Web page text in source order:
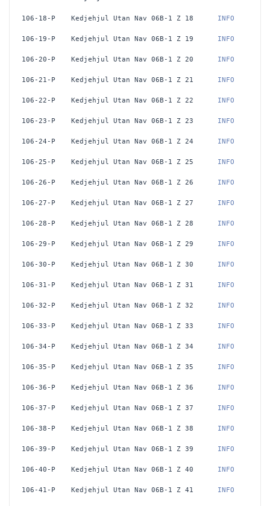
106-18-P Kedjehjul Utan Nav 06B-1 Z 18 INFO
106-19-P Kedjehjul Utan Nav 06B-1 Z 19 INFO
106-20-P Kedjehjul Utan Nav 06B-1 Z 20 INFO
106-21-P Kedjehjul Utan Nav 06B-1 Z 21 INFO
106-22-P Kedjehjul Utan Nav 06B-1 Z 22 INFO
106-23-P Kedjehjul Utan Nav 06B-1 Z 23 INFO
106-24-P Kedjehjul Utan Nav 06B-1 Z 24 INFO
106-25-P Kedjehjul Utan Nav 06B-1 Z 25 INFO
106-26-P Kedjehjul Utan Nav 06B-1 Z 26 INFO
106-27-P Kedjehjul Utan Nav 06B-1 Z 27 INFO
106-28-P Kedjehjul Utan Nav 06B-1 Z 28 INFO
106-29-P Kedjehjul Utan Nav 06B-1 Z 29 INFO
106-30-P Kedjehjul Utan Nav 06B-1 Z 30 INFO
106-31-P Kedjehjul Utan Nav 06B-1 Z 31 INFO
106-32-P Kedjehjul Utan Nav 06B-1 Z 32 INFO
106-33-P Kedjehjul Utan Nav 06B-1 Z 33 INFO
106-34-P Kedjehjul Utan Nav 06B-1 Z 34 INFO
106-35-P Kedjehjul Utan Nav 06B-1 Z 35 INFO
106-36-P Kedjehjul Utan Nav 06B-1 Z 36 INFO
106-37-P Kedjehjul Utan Nav 06B-1 Z 37 INFO
106-38-P Kedjehjul Utan Nav 06B-1 Z 38 INFO
106-39-P Kedjehjul Utan Nav 06B-1 Z 39 INFO
106-40-P Kedjehjul Utan Nav 06B-1 Z 40 INFO
106-41-P Kedjehjul Utan Nav 06B-1 Z 41 INFO